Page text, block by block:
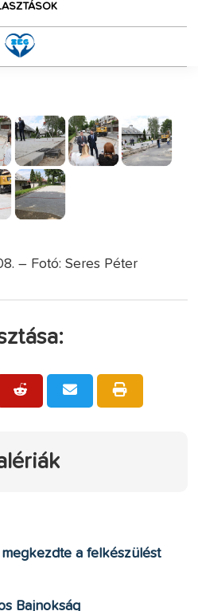
– Fotó: Seres Péter
a felkészülést
Bajnokság